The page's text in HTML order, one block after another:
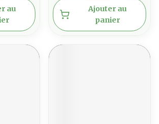
au
Ajouter au
panier